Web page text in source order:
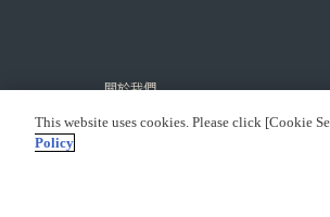
關於我們
什麼是PREMIUM BANDAI?
This website uses cookies. Please click [Cookie
Policy